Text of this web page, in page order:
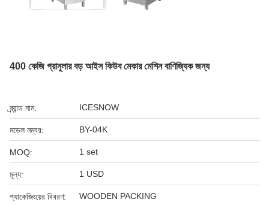
400 কেজি গ্রানুলার বড় আইস কিউব মেকার মেশিন বাণিজ্যিক জন্য
ব্র্যান্ড নাম: ICESNOW
মডেল নম্বর: BY-04K
MOQ: 1 set
মূল্য: 1 USD
প্যাকেজিংয়ের বিবরণ: WOODEN PACKING